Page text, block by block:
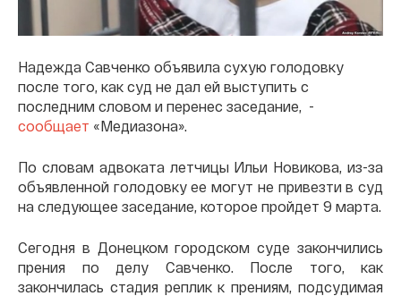
Надежда Савченко объявила сухую голодовку
после того, как суд не дал ей выступить с
последним словом и перенес заседание, -
сообщает «Медиазона».
По словам адвоката летчицы Ильи Новикова, из-за
объявленной голодовку ее могут не привезти в суд
на следующее заседание, которое пройдет 9 марта.
Сегодня в Донецком городском суде закончились
прения по делу Савченко. После того, как
закончилась стадия реплик к прениям, подсудимая